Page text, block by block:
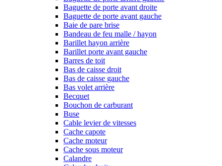
Baguette de porte avant droite
Baguette de porte avant gauche
Baie de pare brise
Bandeau de feu malle / hayon
Barillet hayon arrière
Barillet porte avant gauche
Barres de toit
Bas de caisse droit
Bas de caisse gauche
Bas volet arrière
Becquet
Bouchon de carburant
Buse
Cable levier de vitesses
Cache capote
Cache moteur
Cache sous moteur
Calandre